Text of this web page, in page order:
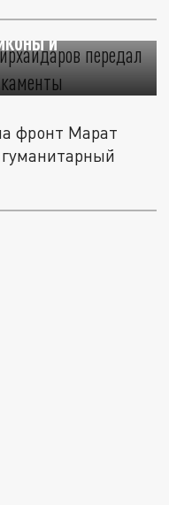
и
фронт Марат